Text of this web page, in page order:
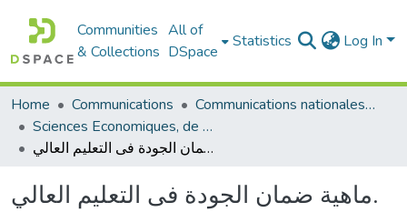
Communities
& Collections
All of
DSpace
Statistics Log In
Home Communications
Communications nationales (مداخلات وطنية)
Sciences Economiques, de Gestion et Commerciales - العلوم الإقتصادية و التجارية و علوم التسيير
ماهية ضمان الجودة فى التعليم العالي.
ماهية ضمان الجودة فى التعليم العالي.